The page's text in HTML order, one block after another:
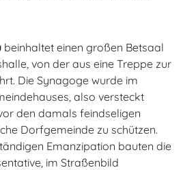
beinhaltet einen großen Betsaal
von der aus eine Treppe zur
Die Synagoge wurde im
also versteckt
den damals feindseligen
Dorfgemeinde zu schützen.
Emanzipation bauten die
im Straßenbild